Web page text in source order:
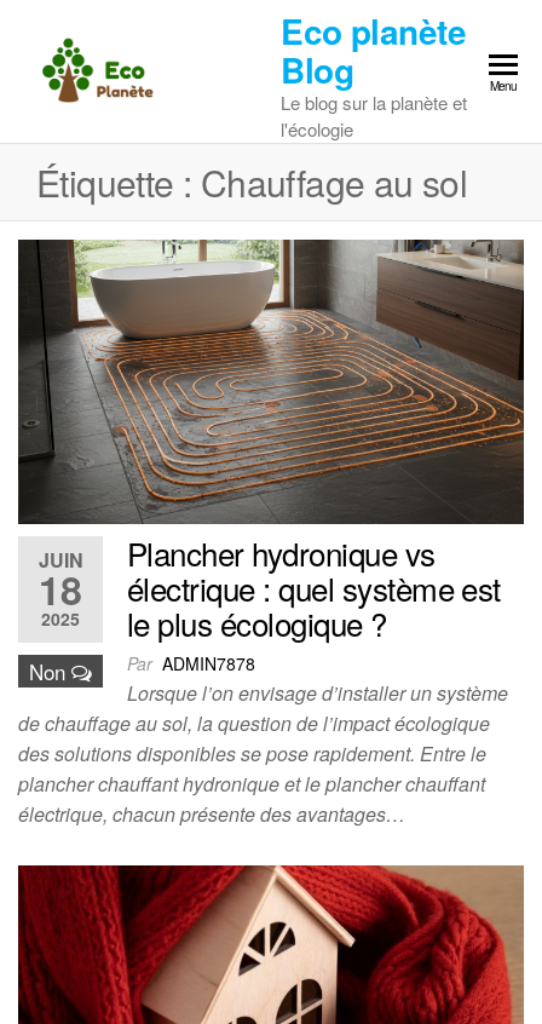
content
Eco planète
Blog
Le blog sur la planète et
l'écologie
Menu
Étiquette : Chauffage au sol
JUIN
18
2025
Non
Plancher hydronique vs
électrique : quel système est
le plus écologique ?
Par ADMIN7878
Lorsque l’on envisage d’installer un système
de chauffage au sol, la question de l’impact écologique
des solutions disponibles se pose rapidement. Entre le
plancher chauffant hydronique et le plancher chauffant
électrique, chacun présente des avantages…